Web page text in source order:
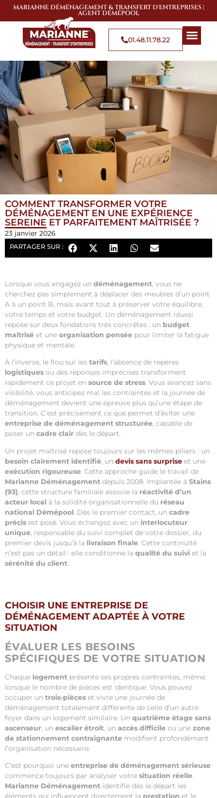
MARIANNE DÉMÉNAGEMENT & TRANSFERT D'ENTREPRISES |
AGENT DÉMÉPOOL
01.48.11.78.22
COMMENT TRANSFORMER VOTRE
DÉMÉNAGEMENT EN UNE EXPÉRIENCE
SEREINE ET PARFAITEMENT MAÎTRISÉE ?
23 janvier 2026
PARTAGER SUR :
Lorsque vous engagez un déménagement, vous ne
cherchez pas simplement à déplacer des meubles d’un point
A à un point B, mais avant tout à préserver votre équilibre,
votre temps et votre budget. Un déménagement réussi
repose sur deux fondations très concrètes : un budget
maîtrisé et une organisation pensée pour limiter la fatigue
physique et mentale.
À l’inverse, le flou sur les tarifs, l’absence de repères
logistiques ou des réponses imprécises transforment
rapidement ce projet en source de stress. Vous avancez sans
visibilité, vous anticipez mal les contraintes et la journée de
déménagement devient une épreuve plus qu’une étape de
transition. C’est précisément ce que permet d’éviter une
entreprise de déménagement structurée, capable de
poser un cadre clair dès le départ.
Un projet maîtrisé repose toujours sur les mêmes piliers : un
besoin clairement identifié, un devis sans surprise et une
exécution rigoureuse. Cette approche guide le travail de
Marianne Déménagement depuis 2008. Implantée à Stains
(93), cette structure familiale associe la réactivité d’un
acteur local à la solidité organisationnelle du réseau
national Démépool. Dès le premier contact, un cadre
précis est posé. Vous échangez avec un interlocuteur
unique, responsable du suivi complet de votre dossier, du
premier devis jusqu’à la livraison finale. Cette continuité
n’est pas un détail : elle conditionne la qualité du suivi et la
sérénité du client.
CHOISIR UNE ENTREPRISE DE
DÉMÉNAGEMENT ADAPTÉE À VOTRE
SITUATION
ÉVALUER LES BESOINS
SPÉCIFIQUES DE VOTRE SITUATION
Chaque logement présente ses propres contraintes, même
lorsque le nombre de pièces est identique. Vous pouvez
occuper un trois-pièces et vivre une journée de
déménagement totalement différente de celle d’un autre
foyer dans un logement similaire. Un quatrième étage sans
ascenseur, un escalier étroit, un accès difficile ou une zone
de stationnement contraignante modifient profondément
l’organisation nécessaire.
C’est pourquoi une entreprise de déménagement sérieuse
commence toujours par analyser votre situation réelle.
Marianne Déménagement identifie dès le départ les
éléments qui influencent directement la prestation et le